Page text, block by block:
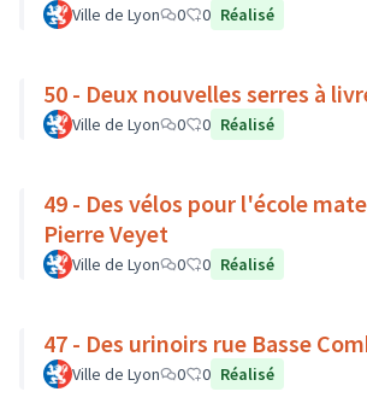
Ville de Lyon 0 0 Réalisé
50 - Deux nouvelles serres à
Ville de Lyon 0 0 Réalisé
49 - Des vélos pour l'école
Pierre Veyet
Ville de Lyon 0 0 Réalisé
47 - Des urinoirs rue Basse
Ville de Lyon 0 0 Réalisé